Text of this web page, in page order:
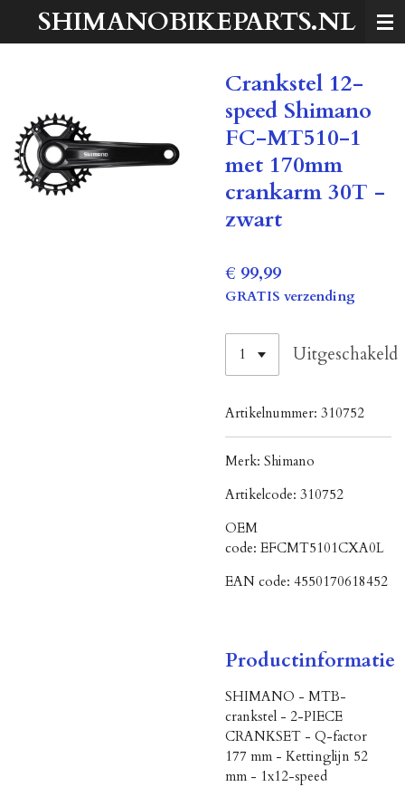
SHIMANOBIKEPARTS.NL
Crankstel 12-
speed Shimano
FC-MT510-1
met 170mm
crankarm 30T -
zwart
€ 99,99
GRATIS verzending
Uitgeschakeld
Artikelnummer: 310752
Merk: Shimano
Artikelcode: 310752
OEM
code: EFCMT5101CXA0L
EAN code: 4550170618452
Productinformatie
SHIMANO - MTB-
crankstel - 2-PIECE
CRANKSET - Q-factor
177 mm - Kettinglijn 52
mm - 1x12-speed